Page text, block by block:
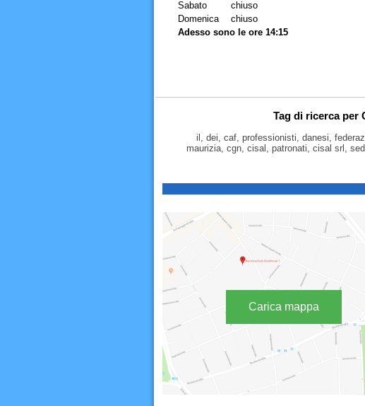
Sabato
chiuso
Domenica
chiuso
Adesso sono le ore 14:15
Tag di ricerca per
il, dei, caf, professionisti, danesi,
maurizia, cgn, cisal, patronati, cisal srl,
Carica mappa